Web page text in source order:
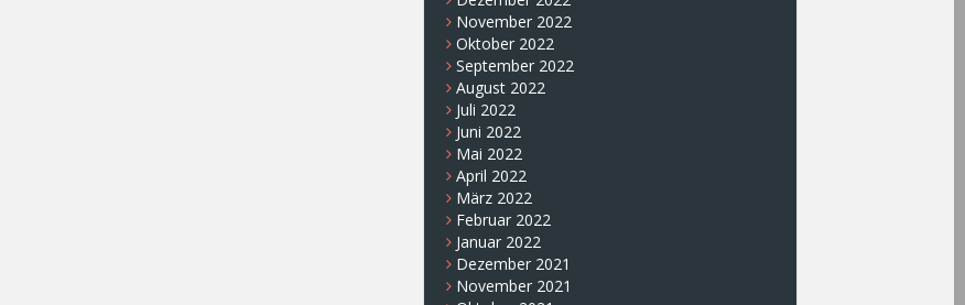
November 2022
Oktober 2022
September 2022
August 2022
Juli 2022
Juni 2022
Mai 2022
April 2022
März 2022
Februar 2022
Januar 2022
Dezember 2021
November 2021